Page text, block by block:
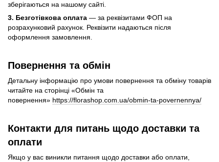
зберігаються на нашому сайті.
3. Безготівкова оплата — за реквізитами ФОП на
розрахунковий рахунок. Реквізити надаються після
оформлення замовлення.
Повернення та обмін
Детальну інформацію про умови повернення та обміну товарів
читайте на сторінці «Обмін та
повернення» https://florashop.com.ua/obmin-ta-povernennya/
Контакти для питань щодо доставки та
оплати
Якщо у вас виникли питання щодо доставки або оплати,